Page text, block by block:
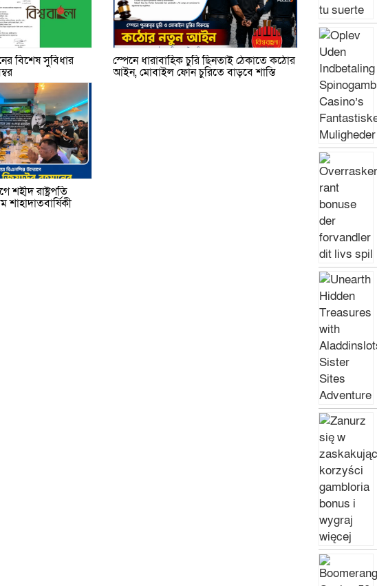
বিশেষ সুবিধার স্পেনে ধারাবাহিক চুরি ছিনতাই ঠেকাতে কঠোর
আইন, মোবাইল ফোন চুরিতে বাড়বে শাস্তি
শহীদ রাষ্ট্রপতি